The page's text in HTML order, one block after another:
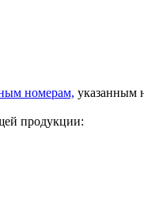
номерам, указанным
продукции: